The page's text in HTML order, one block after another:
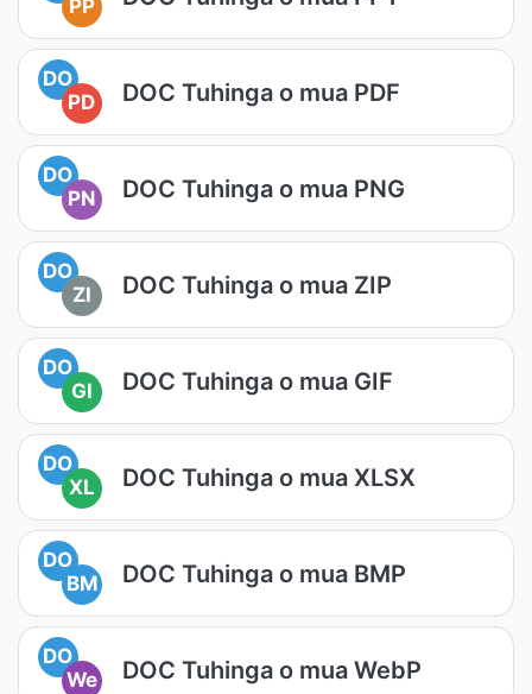
PP
DO
PD
DOC Tuhinga o mua PDF
DO
PN
DOC Tuhinga o mua PNG
DO
ZI
DOC Tuhinga o mua ZIP
DO
GI
DOC Tuhinga o mua GIF
DO
XL
DOC Tuhinga o mua XLSX
DO
BM
DOC Tuhinga o mua BMP
DO
We
DOC Tuhinga o mua WebP